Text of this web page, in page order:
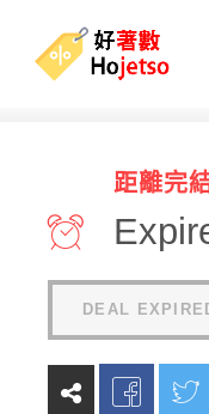
eBay 香
即減
(0
距離完
DEAL